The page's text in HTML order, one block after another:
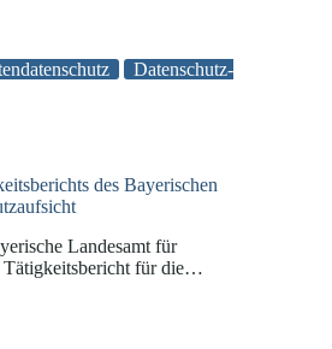
Datenschutz-
des Bayerischen
Landesamt für
Tätigkeitsbericht für die…